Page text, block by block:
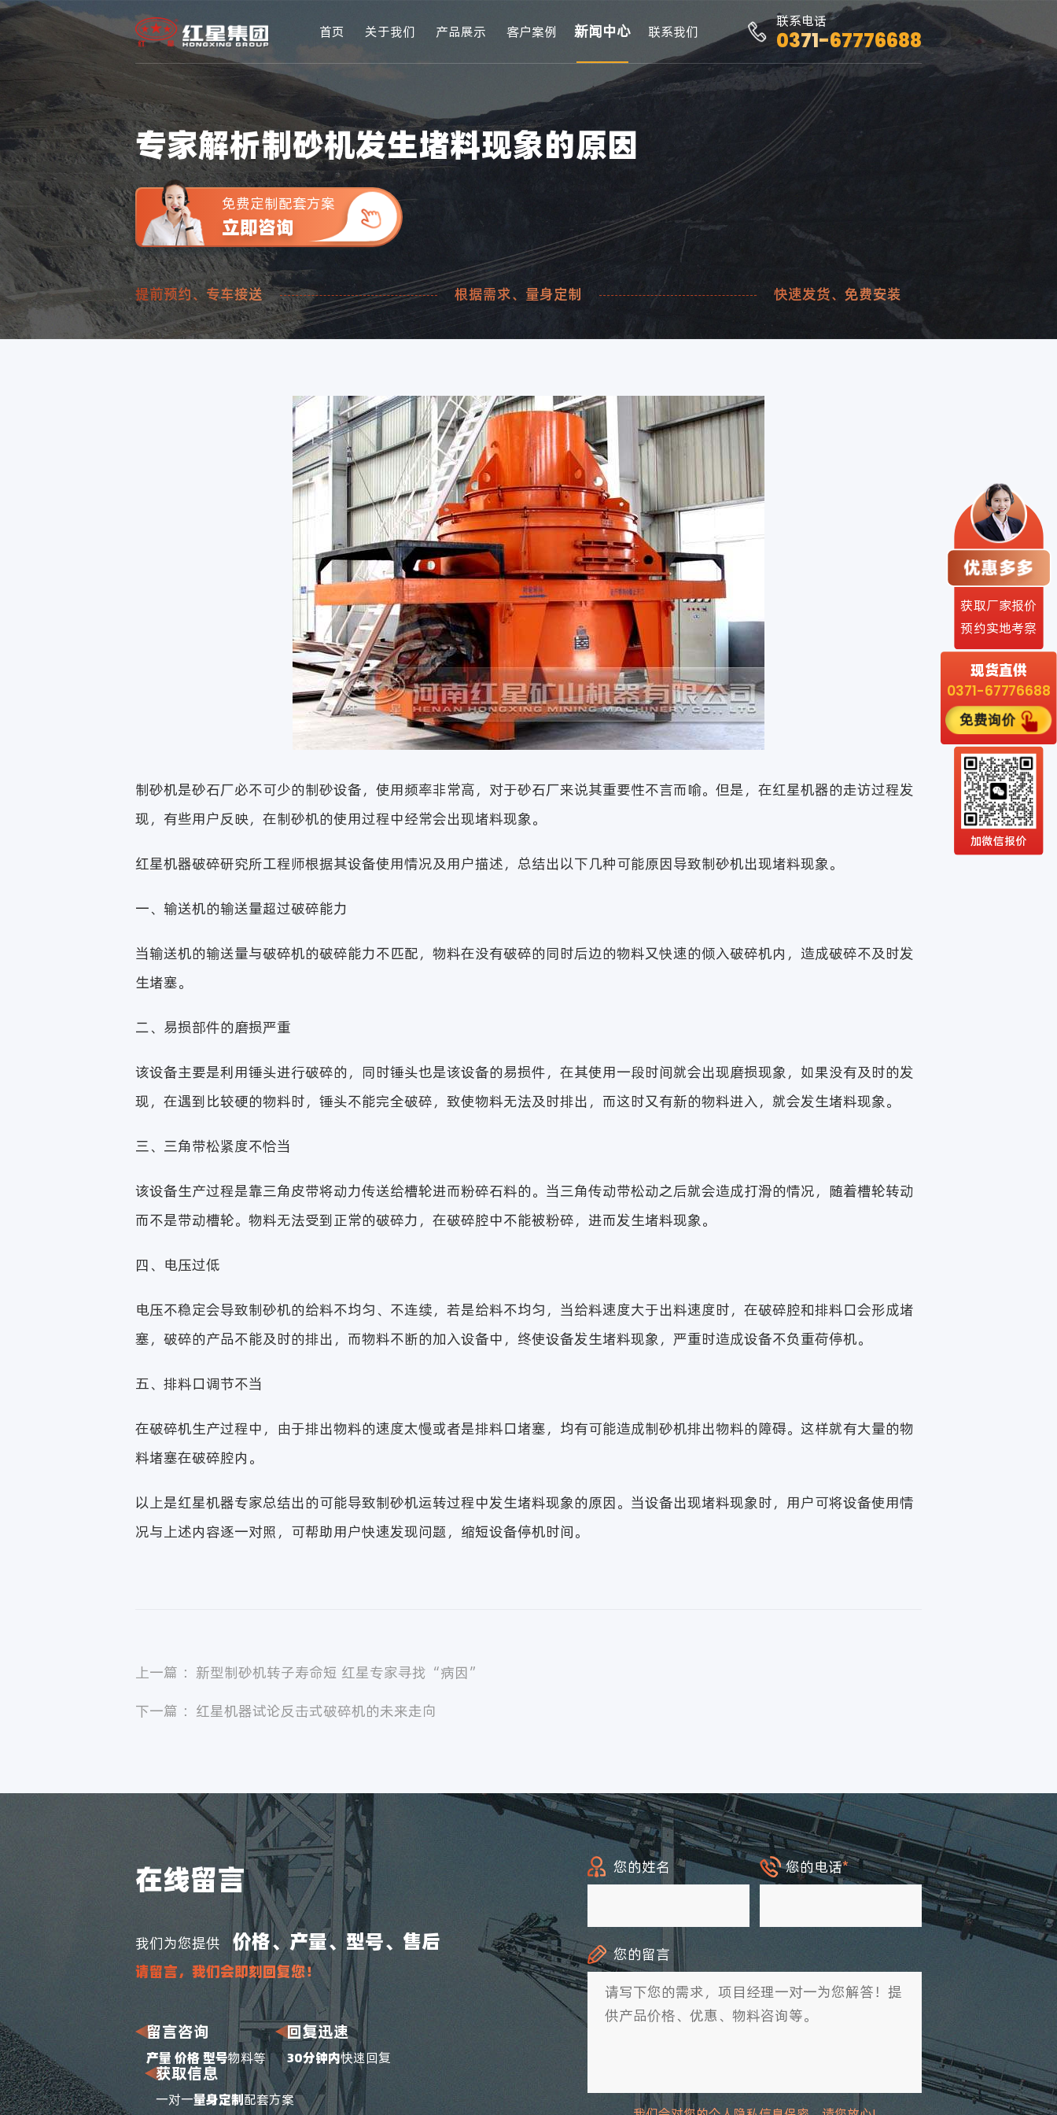
首页 关于我们 产品展示 客户案例 新闻中心 联系我们
联系电话
0371-67776688
专家解析制砂机发生堵料现象的原因
免费定制配套方案
立即咨询
提前预约、专车接送 根据需求、量身定制 快速发货、免费安装
制砂机是砂石厂必不可少的制砂设备，使用频率非常高，对于砂石厂来说其重要性不言而喻。但是，在红星机器的走访过程发
现，有些用户反映，在制砂机的使用过程中经常会出现堵料现象。
红星机器破碎研究所工程师根据其设备使用情况及用户描述，总结出以下几种可能原因导致制砂机出现堵料现象。
一、输送机的输送量超过破碎能力
当输送机的输送量与破碎机的破碎能力不匹配，物料在没有破碎的同时后边的物料又快速的倾入破碎机内，造成破碎不及时发
生堵塞。
二、易损部件的磨损严重
该设备主要是利用锤头进行破碎的，同时锤头也是该设备的易损件，在其使用一段时间就会出现磨损现象，如果没有及时的发
现，在遇到比较硬的物料时，锤头不能完全破碎，致使物料无法及时排出，而这时又有新的物料进入，就会发生堵料现象。
三、三角带松紧度不恰当
该设备生产过程是靠三角皮带将动力传送给槽轮进而粉碎石料的。当三角传动带松动之后就会造成打滑的情况，随着槽轮转动
而不是带动槽轮。物料无法受到正常的破碎力，在破碎腔中不能被粉碎，进而发生堵料现象。
四、电压过低
电压不稳定会导致制砂机的给料不均匀、不连续，若是给料不均匀，当给料速度大于出料速度时，在破碎腔和排料口会形成堵
塞，破碎的产品不能及时的排出，而物料不断的加入设备中，终使设备发生堵料现象，严重时造成设备不负重荷停机。
五、排料口调节不当
在破碎机生产过程中，由于排出物料的速度太慢或者是排料口堵塞，均有可能造成制砂机排出物料的障碍。这样就有大量的物
料堵塞在破碎腔内。
以上是红星机器专家总结出的可能导致制砂机运转过程中发生堵料现象的原因。当设备出现堵料现象时，用户可将设备使用情
况与上述内容逐一对照，可帮助用户快速发现问题，缩短设备停机时间。
上一篇 ：新型制砂机转子寿命短 红星专家寻找“病因”
下一篇 ：红星机器试论反击式破碎机的未来走向
在线留言
我们为您提供 价格、产量、型号、售后
请留言，我们会即刻回复您！
留言咨询
产量 价格 型号物料等
回复迅速
30分钟内快速回复
获取信息
一对一量身定制配套方案
您的姓名 您的电话*
您的留言
在线咨询
获取厂家报价
预约实地考察
现货直供
0371-67776688
免费询价
加微信报价